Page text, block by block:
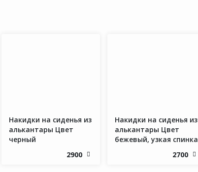
Накидки на сиденья из
алькантары Цвет
черный
2900
Накидки на сиденья из
алькантары Цвет
бежевый, узкая спинка
2700